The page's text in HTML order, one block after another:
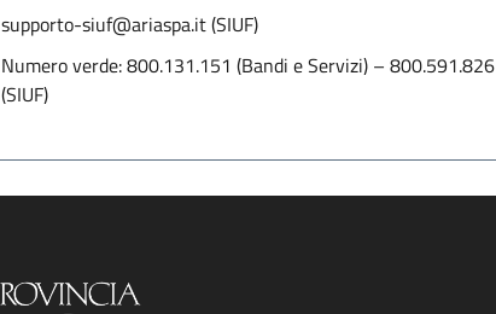
supporto-siuf@ariaspa.it (SIUF)
Numero verde: 800.131.151 (Bandi e Servizi) – 800.591.826
(SIUF)